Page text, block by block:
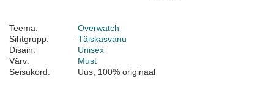
Teema:
Overwatch
Sihtgrupp:
Täiskasvanu
Disain:
Unisex
Värv:
Must
Seisukord:
Uus; 100% originaal